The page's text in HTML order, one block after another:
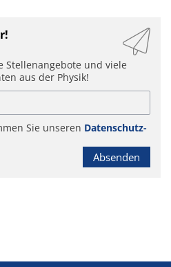
Stellenangebote und viele
aus der Physik!
Sie unseren Datenschutz-
Absenden